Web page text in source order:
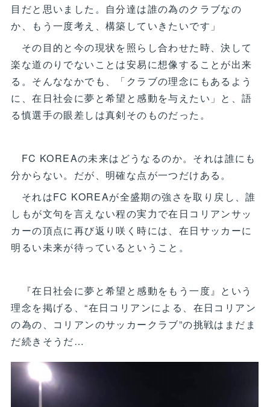
目だと思いました。自分達は誰の為のクラブなの
か、もう一度考え、構築していきたいです」
その目的と今の現状を照らし合わせた時、決して
楽な道のりでないことは安易に想像することが出来
る。そんななかでも、「クラブの理念にもあるよう
に、在日社会に夢と希望と感動を与えたい」と、語
る慎選手の眼差しは真剣そのものだった。
FC KOREAの未来はどうなるのか。それは誰にも
分からない。だが、明確な点が一つだけある。
それはFC KOREAが全盛期の強さを取り戻し、誰
しもが文句を言えない程の実力で在日コリアンサッ
カーの頂点に再び返り咲く時には、在日サッカーに
明るい未来が待っているということ。
『在日社会に夢と希望と感動をもう一度』という
理念を掲げる、“在日コリアンによる、在日コリアン
の為の、コリアンのサッカークラブ”の挑戦はまだま
だ続きそうだ…